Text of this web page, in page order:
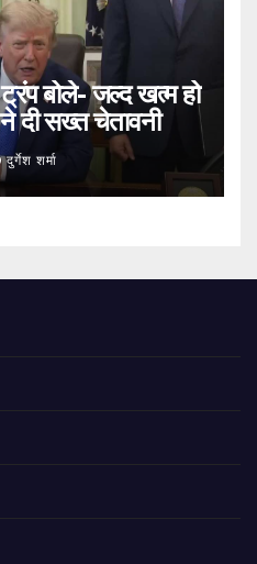
बोले- जल्द खत्म हो
दी सख्त चेतावनी
दुर्गेश शर्मा